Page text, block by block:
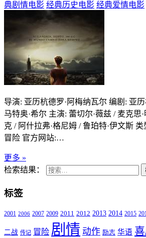
典剧情电影 经典历史电影 经典爱情电影
导演: 亚历杭德罗·阿梅纳瓦尔 编剧: 亚
马特奥·希尔 主演: 蕾切尔·薇兹 / 麦克思
克 / 阿什拉弗·格尼姆 / 鲁珀特·伊文斯
冒险 官方网站:…
更多 »
检索结果：
标签
2001 2006 2007 2009 2011 2012 2013 2014 2015
二战 传记 冒险 剧情 动作 励志 华语